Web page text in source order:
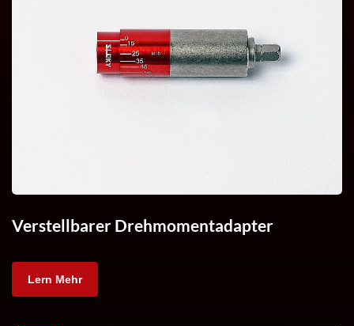
Verstellbarer Drehmomentadapter
Lern Mehr